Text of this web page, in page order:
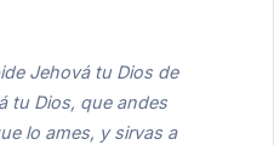
Jehová tu Dios de
tu Dios, que andes
lo ames, y sirvas a